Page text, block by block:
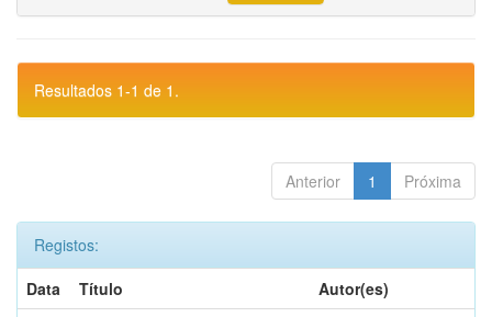
Resultados 1-1 de 1.
Anterior 1 Próxima
Registos:
Data
Título
Autor(es)